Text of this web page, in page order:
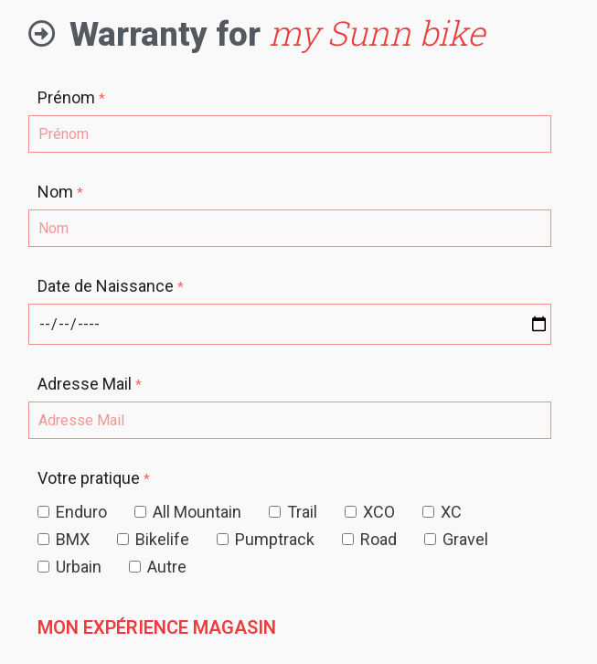
Warranty for my Sunn bike
Prénom *
Nom *
Date de Naissance *
Adresse Mail *
Votre pratique *
Enduro All Mountain Trail XCO
XC
BMX
Bikelife Pumptrack Road
Gravel
Urbain
Autre
MON EXPÉRIENCE MAGASIN